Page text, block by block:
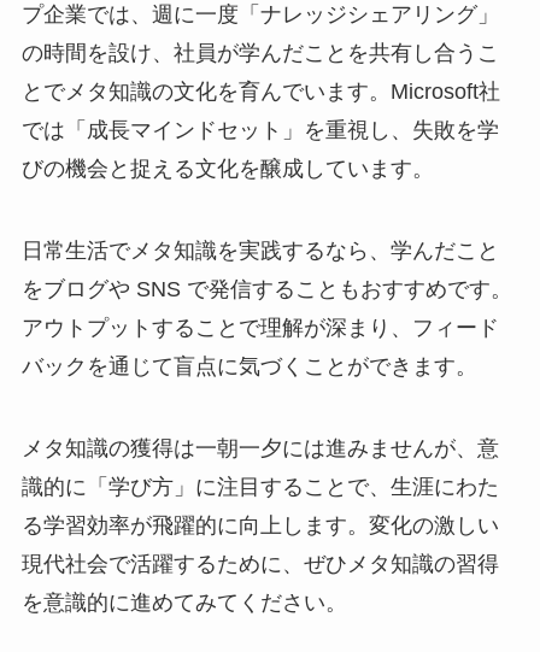
プ企業では、週に一度「ナレッジシェアリング」
の時間を設け、社員が学んだことを共有し合うこ
とでメタ知識の文化を育んでいます。Microsoft社
では「成長マインドセット」を重視し、失敗を学
びの機会と捉える文化を醸成しています。
日常生活でメタ知識を実践するなら、学んだこと
をブログや SNS で発信することもおすすめです。
アウトプットすることで理解が深まり、フィード
バックを通じて盲点に気づくことができます。
メタ知識の獲得は一朝一夕には進みませんが、意
識的に「学び方」に注目することで、生涯にわた
る学習効率が飛躍的に向上します。変化の激しい
現代社会で活躍するために、ぜひメタ知識の習得
を意識的に進めてみてください。